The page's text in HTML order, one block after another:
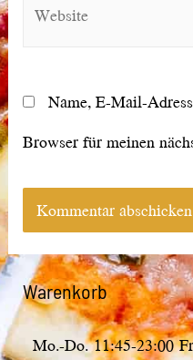
Name, E-Mail-
Browser für meinen
Warenkorb
Mo.-Do. 11:45-23:00